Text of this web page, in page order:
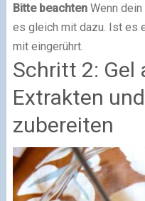
Bitte beachtenWenn dein
es gleich mit dazu. Ist es
mit eingerührt.
Schritt 2: Gel
Extrakten
zubereiten